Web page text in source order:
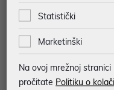
Dodatnih -5%
Statistički
Marketinški
Na ovoj mrežnoj
pročitate Politiku o